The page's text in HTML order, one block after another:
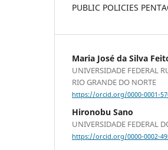
PUBLIC POLICIES
Maria José da Silva
UNIVERSIDADE FEDERAL
RIO GRANDE DO NORTE
https://orcid.org/0000-0001-
Hironobu Sano
UNIVERSIDADE FEDERAL
https://orcid.org/0000-0002-